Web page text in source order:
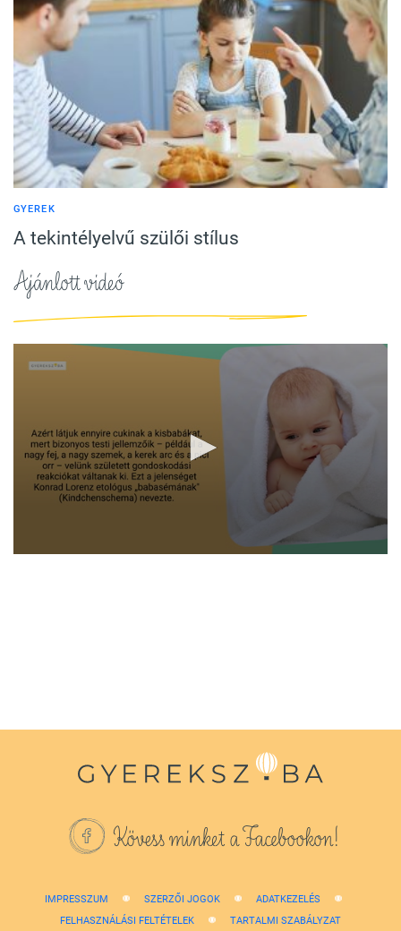
GYEREK
A tekintélyelvű szülői stílus
Ajánlott videó
Kövess minket a Facebookon!
IMPRESSZUM SZERZŐI JOGOK
ADATKEZELÉS
FELHASZNÁLÁSI FELTÉTELEK
TARTALMI SZABÁLYZAT